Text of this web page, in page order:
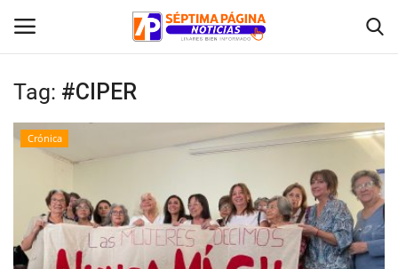
Inicio
Crónica
Policial
Tribunales
Tag: #CIPER
Crónica